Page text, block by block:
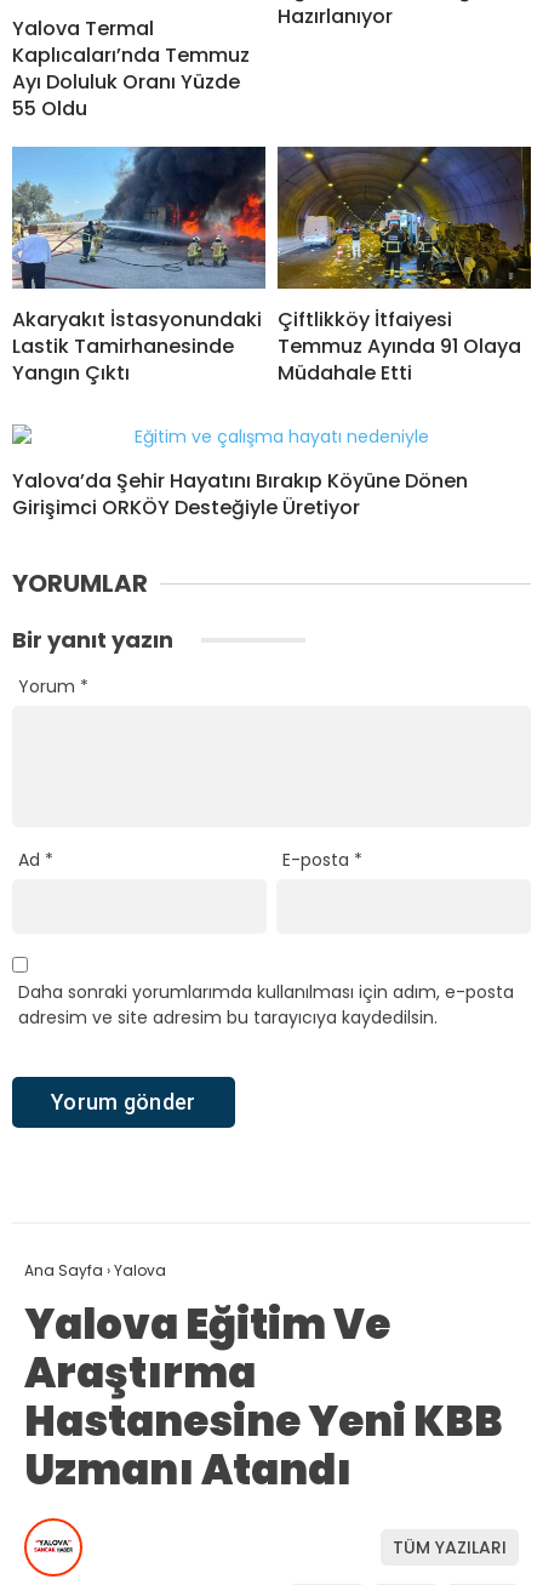
Yalova Termal
Kaplıcaları’nda Temmuz
Ayı Doluluk Oranı Yüzde
55 Oldu
Hazırlanıyor
Akaryakıt İstasyonundaki
Lastik Tamirhanesinde
Yangın Çıktı
Çiftlikköy İtfaiyesi
Temmuz Ayında 91 Olaya
Müdahale Etti
Yalova’da Şehir Hayatını Bırakıp Köyüne Dönen
Girişimci ORKÖY Desteğiyle Üretiyor
YORUMLAR
Bir yanıt yazın
Yorum *
Ad * E-posta *
Daha sonraki yorumlarımda kullanılması için adım, e-posta
adresim ve site adresim bu tarayıcıya kaydedilsin.
Ana Sayfa ›Yalova
Yalova Eğitim Ve
Araştırma
Hastanesine Yeni KBB
Uzmanı Atandı
TÜM YAZILARI